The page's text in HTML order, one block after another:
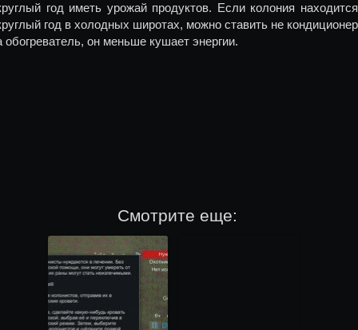
год иметь урожай продуктов. Если колония находится
год в холодных широтах, можно ставить не кондиционер
обогреватель, он меньше кушает энергии.
Смотрите еще: